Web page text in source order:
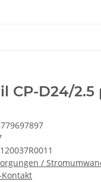
CP-D24/2.5
/
Kontakt